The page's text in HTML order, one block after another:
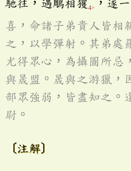
馳往，遇鵰相玃 4> ，遂
喜，命諸子弟貴人皆相
之，以學彈射。其弟處
尤得眾心，為攝圖所忌
與晟盟。晟與之游獵，
部眾強弱，皆盡知之。
尉。
〔注解〕